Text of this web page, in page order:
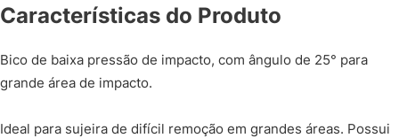
Características do Produto
Bico de baixa pressão de impacto, com ângulo de 25° para
grande área de impacto.
Ideal para sujeira de difícil remoção em grandes áreas. Possui